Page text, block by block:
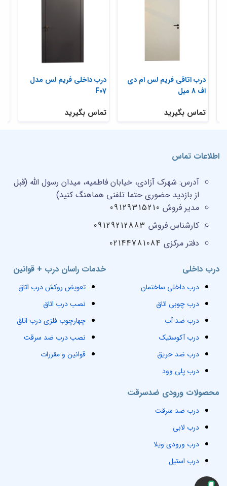
درب داخلی فریم لس مدل
F07
تماس بگیرید
درب اتاقی فریم لس ام دی
اف 8 میل
تماس بگیرید
خدمات راسان درب + قوانین
تعویض روکش درب اتاق
نصب درب اتاق
چهارچوب فلزی درب اتاق
نصب درب ضد سرقت
قوانین و مقررات
محصولات ورودی ضدسرقت
درب ضد سرقت
درب لابی
درب ورودی ویلا
درب استیل
درب داخلی
درب داخلی ساختمان
درب چوبی اتاق
درب ضد آب
درب آکوستیک
درب ضد حریق
درب پلی وود
اطلاعات تماس
آدرس: شهرک آزادی، خیابان فاطمیه، میدان رسول الله (قبل
از بازدید حضوری حتما تلفنی هماهنگ کنید)
مدیر فروش 09129315210
کارشناس فروش 09129212883
دفتر مرکزی 02144781084